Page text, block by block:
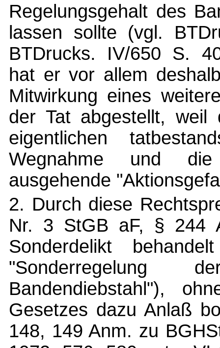
Regelungsgehalt des
lassen sollte (vgl.
BTDrucks. IV/650 S.
hat er vor allem
Mitwirkung eines
der Tat abgestellt,
eigentlichen
Wegnahme und
ausgehende
2. Durch diese
Nr. 3 StGB aF, § 244
Sonderdelikt
"Sonderregelung
Bandendiebstahl"),
Gesetzes dazu Anlaß
148, 149 Anm. zu